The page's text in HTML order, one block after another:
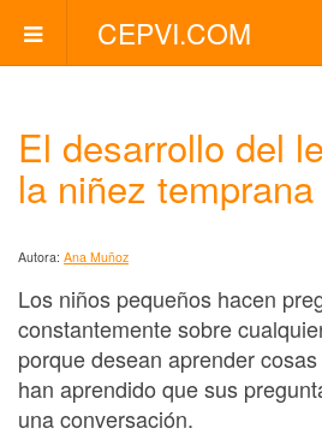
CEPVI.COM
El desarrollo del
la niñez temprana
Autora: Ana Muñoz
Los niños pequeños hacen
constantemente sobre
porque desean aprender
han aprendido que sus
una conversación.